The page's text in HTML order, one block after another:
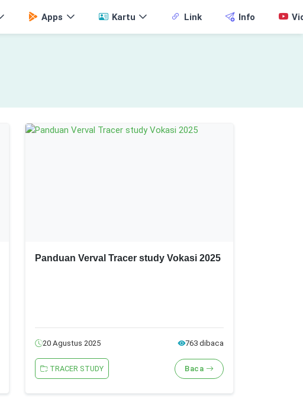
Apps Kartu Link Info
Panduan Verval Tracer study Vokasi 2025
20 Agustus 2025 763 dibaca
TRACER STUDY Baca